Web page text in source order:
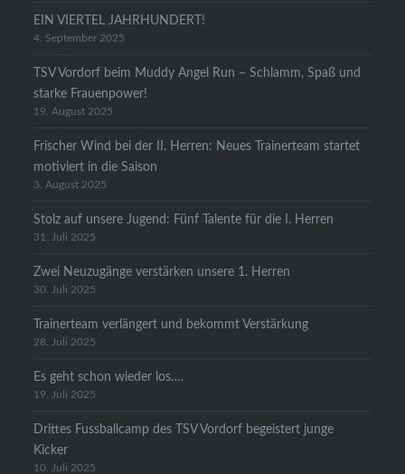
EIN VIERTEL JAHRHUNDERT!
4. September 2025
TSV Vordorf beim Muddy Angel Run – Schlamm, Spaß und
starke Frauenpower!
19. August 2025
Frischer Wind bei der II. Herren: Neues Trainerteam startet
motiviert in die Saison
3. August 2025
Stolz auf unsere Jugend: Fünf Talente für die I. Herren
31. Juli 2025
Zwei Neuzugänge verstärken unsere 1. Herren
30. Juli 2025
Trainerteam verlängert und bekommt Verstärkung
28. Juli 2025
Es geht schon wieder los….
19. Juli 2025
Drittes Fussballcamp des TSV Vordorf begeistert junge
Kicker
10. Juli 2025